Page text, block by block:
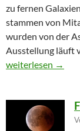
zu fernen
stammen von
wurden von der
Ausstellung läuft
Zwischen Wort
weiterlesen →